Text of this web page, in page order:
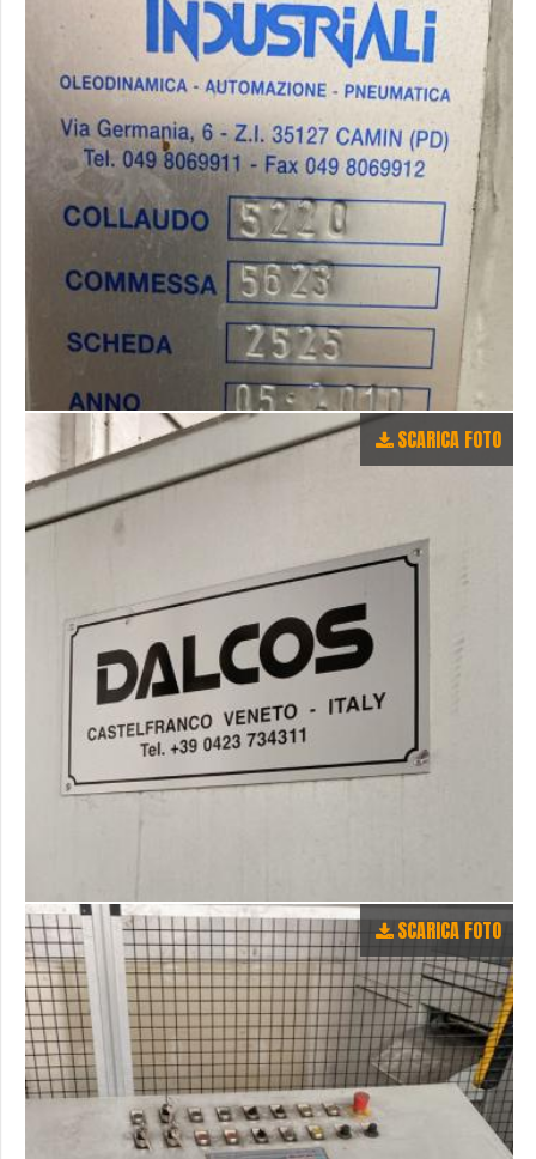
SCARICA FOTO
SCARICA FOTO